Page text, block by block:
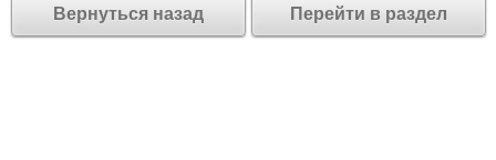
Вернуться назад Перейти в раздел